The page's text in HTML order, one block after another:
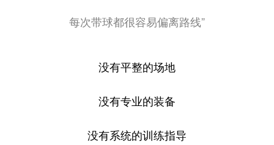
每次带球都很容易偏离路线”
没有平整的场地
没有专业的装备
没有系统的训练指导